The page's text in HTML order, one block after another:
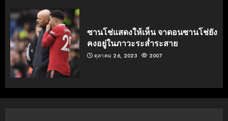
ซานโช่แสดงให้เห็น จาดอนซานโช่ยัง
คงอยู่ในภาวะระส่ำระสาย
ตุลาคม 26, 2023 2007